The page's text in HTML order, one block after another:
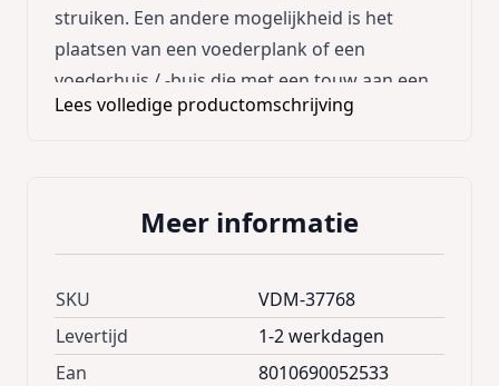
struiken. Een andere mogelijkheid is het
plaatsen van een voederplank of een
voederhuis / -buis die met een touw aan een
tak vast hangt. Daar kunnen de katten enkel
vensterraam in het oog kan houden. Zorg
voederplank is, zodat het voeder niet nat
wordt of verdwijnt onder een sneeuwbui.
Verder is het ook niet interessant de
Lees volledige productomschrijving
Meer informatie
SKU
VDM-37768
Levertijd
1-2 werkdagen
Ean
8010690052533